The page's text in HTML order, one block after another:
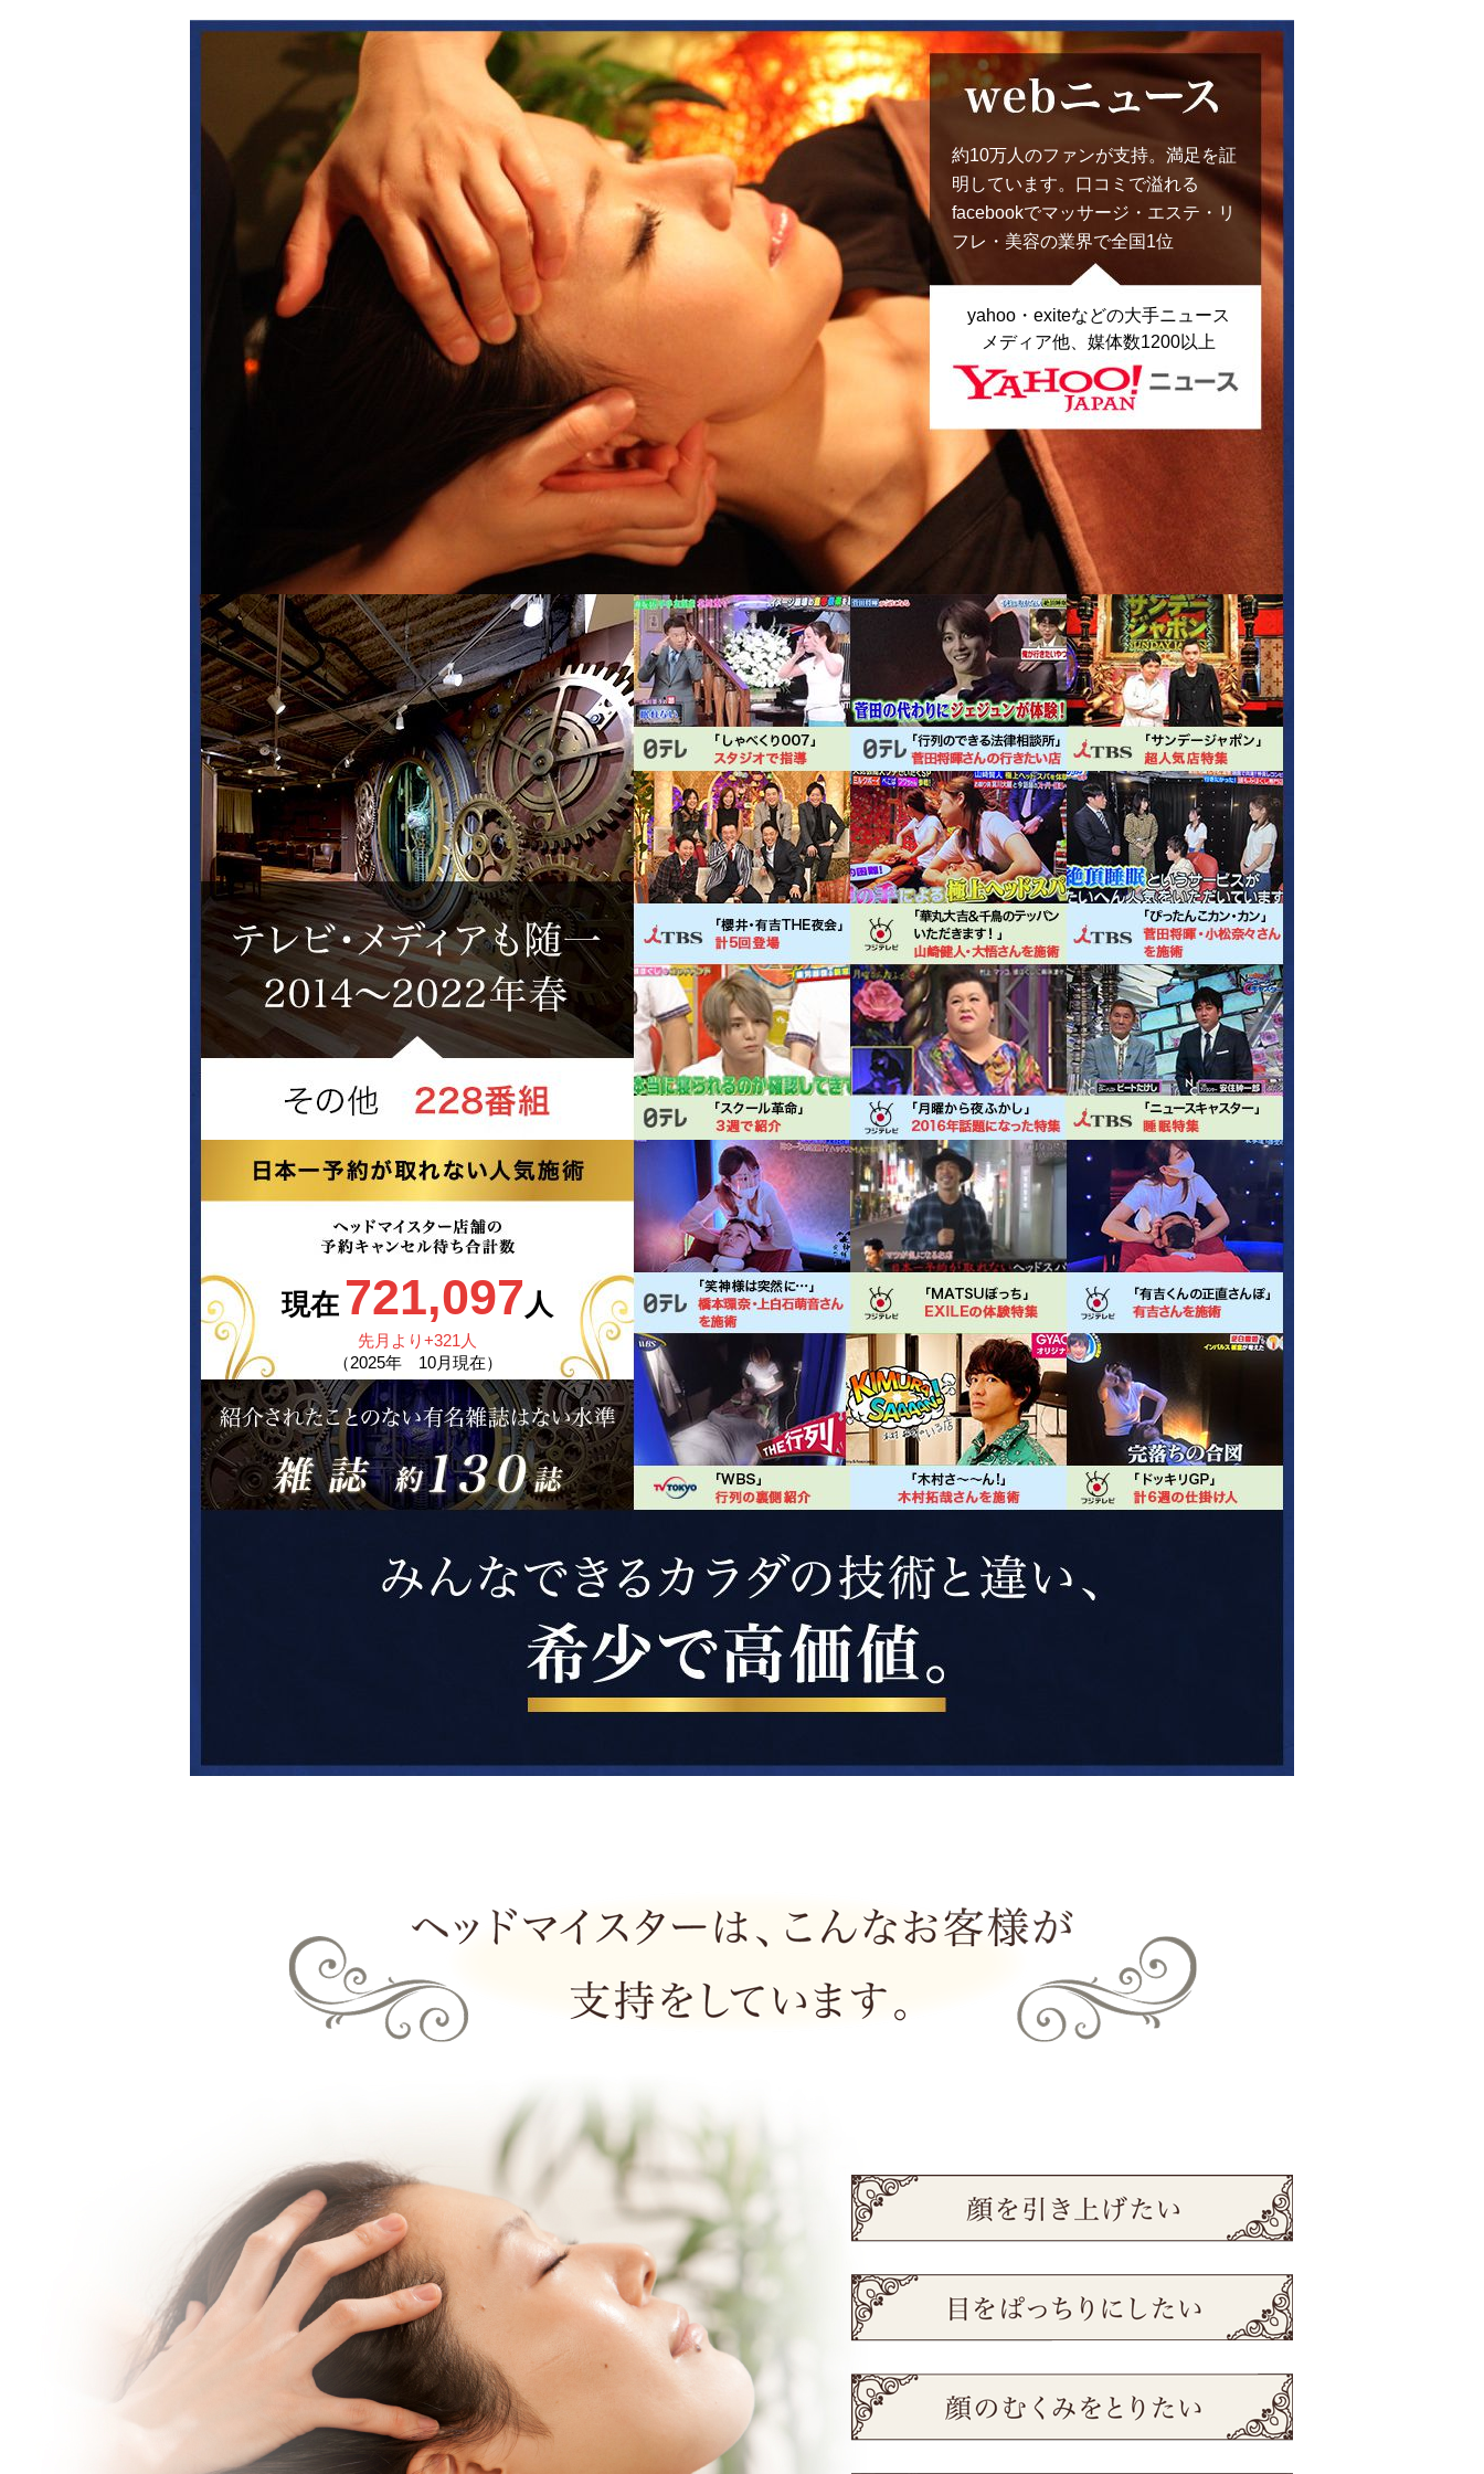
約10万人のファンが支持。満足を証
明しています。口コミで溢れる
facebookでマッサージ・エステ・リ
フレ・美容の業界で全国1位
yahoo・exiteなどの大手ニュース
メディア他、媒体数1200以上
現在 721,097人
先月より+321 人
（2025年 10月現在）